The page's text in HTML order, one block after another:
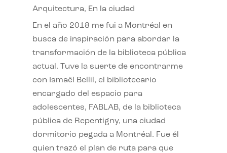
Arquitectura, En la ciudad
En el año 2018 me fui a Montréal en
busca de inspiración para abordar la
transformación de la biblioteca pública
actual. Tuve la suerte de encontrarme
con Ismaël Bellil, el bibliotecario
encargado del espacio para
adolescentes, FABLAB, de la biblioteca
pública de Repentigny, una ciudad
dormitorio pegada a Montréal. Fue él
quien trazó el plan de ruta para que